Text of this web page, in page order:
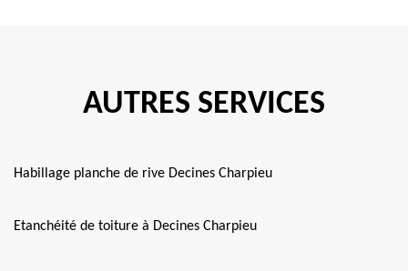
AUTRES SERVICES
Habillage planche de rive Decines Charpieu
Etanchéité de toiture à Decines Charpieu